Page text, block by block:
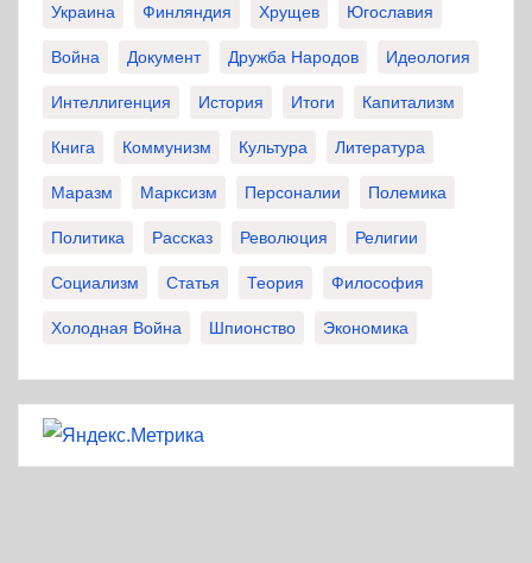
Украина Финляндия Хрущев Югославия
Война Документ Дружба Народов Идеология
Интеллигенция История Итоги Капитализм
Книга Коммунизм Культура Литература
Маразм Марксизм Персоналии Полемика
Политика Рассказ Революция Религии
Социализм Статья Теория Философия
Холодная Война Шпионство Экономика